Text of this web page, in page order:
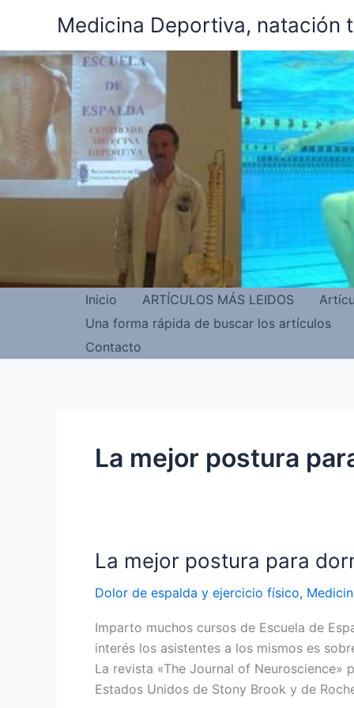
contenido
Medicina Deportiva, natación
Inicio ARTÍCULOS MÁS LEIDOS
Una forma rápida de buscar los artículos
Contacto
La mejor postura
La mejor postura para
Dolor de espalda y ejercicio físico,
Imparto muchos cursos de Escuela de
interés los asistentes a los mismos es
La revista «The Journal of
Estados Unidos de Stony Brook y de